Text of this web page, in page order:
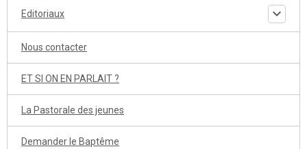
Editoriaux
Nous contacter
ET SI ON EN PARLAIT ?
La Pastorale des jeunes
Demander le Baptême